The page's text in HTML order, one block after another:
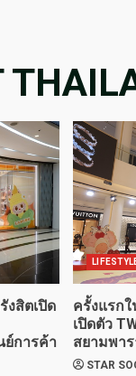
งสิตเปิด
ย์การค้า
ครั้งแรกใ
เปิดตัว
สยามพา
STAR